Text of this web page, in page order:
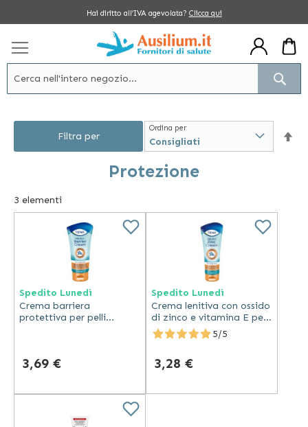
Hai diritto all’IVA agevolata? Clicca qui
Protezione
3 elementi
Ordina per
Spedito Lunedì
Crema barriera
protettiva per pelli
3,69 €
Spedito Lunedì
Crema lenitiva con ossido
di zinco e vitamina E per
pelli secche ed irritate -
TENA Zinc Cream
5/5
3,28 €
Filtra per